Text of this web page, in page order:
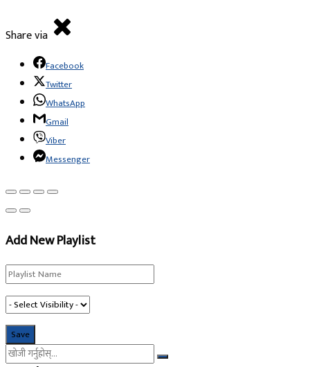
Share via
Facebook
Twitter
WhatsApp
Gmail
Viber
Messenger
Add New Playlist